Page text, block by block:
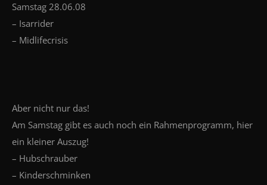
Samstag 28.06.08
– Isarrider
– Midlifecrisis
Aber nicht nur das!
Am Samstag gibt es auch noch ein Rahmenprogramm, hier
ein kleiner Auszug!
– Hubschrauber
– Kinderschminken